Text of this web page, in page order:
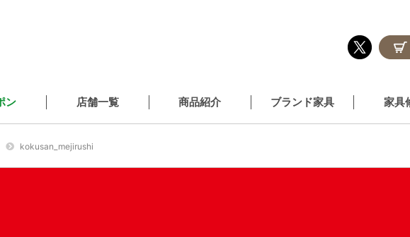
ン 店舗一覧 商品紹介 ブランド家具 家具
kokusan_mejirushi